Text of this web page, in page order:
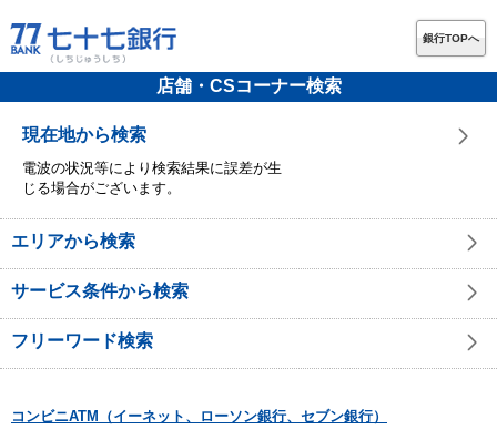
銀行TOPへ
店舗・CSコーナー検索
現在地から検索
電波の状況等により検索結果に誤差が生
じる場合がございます。
エリアから検索
サービス条件から検索
フリーワード検索
コンビニATM（イーネット、ローソン銀行、セブン銀行）